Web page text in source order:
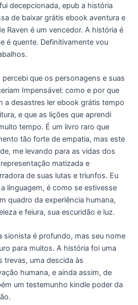
decepcionada, epub a história
de baixar grátis ebook aventura e
Raven é um vencedor. A história é
é quente. Definitivamente vou
que os personagens e suas
Impensável: como e por que
a desastres ler ebook grátis tempo
e que as lições que aprendi
tempo. É um livro raro que
tão forte de empatia, mas este
me levando para as vidas dos
matizada e
de suas lutas e triunfos. Eu
linguagem, é como se estivesse
quadro da experiência humana,
e feiura, sua escuridão e luz.
sionista é profundo, mas seu nome
para muitos. A história foi uma
trevas, uma descida às
humana, e ainda assim, de
um testemunho kindle poder da